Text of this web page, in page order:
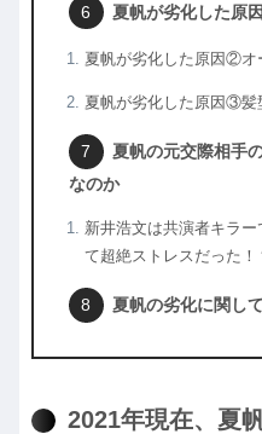
夏帆が劣化した原
夏帆が劣化した原因②オ
夏帆が劣化した原因③髪
夏帆の元交際相手
なのか
新井浩文は共演者キラ
て超絶ストレスだった！
夏帆の劣化に関し
2021年現在、夏